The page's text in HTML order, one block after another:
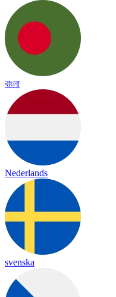
বাংলা
Nederlands
svenska